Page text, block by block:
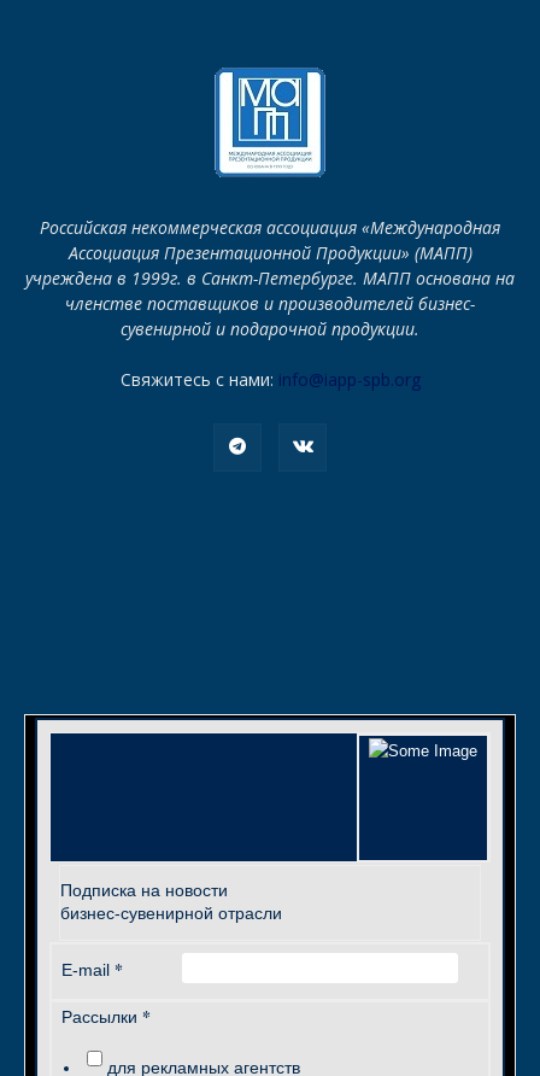
Российская некоммерческая ассоциация «Международная
Ассоциация Презентационной Продукции» (МАПП)
учреждена в 1999г. в Санкт-Петербурге. МАПП основана на
членстве поставщиков и производителей бизнес-
сувенирной и подарочной продукции.
Свяжитесь с нами: info@iapp-spb.org
Подписка на новости
бизнес-сувенирной отрасли
E-mail *
Рассылки *
для рекламных агентств